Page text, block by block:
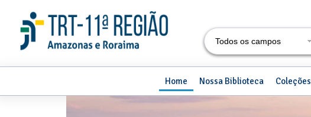
Todos os campos
Home Nossa Biblioteca Coleções